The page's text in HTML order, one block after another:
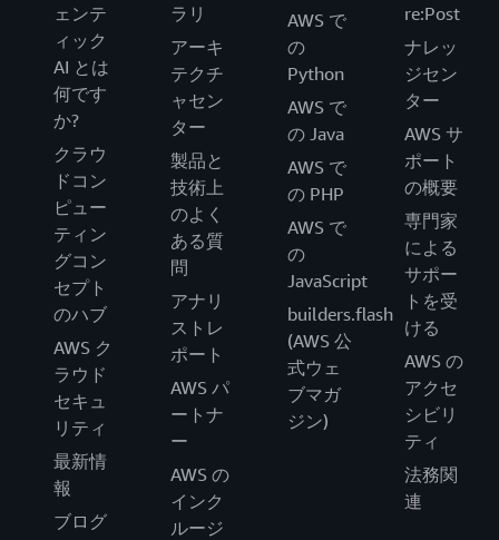
ェンテ
ィック
AI とは
何です
か?
クラウ
ドコン
ピュー
ティン
グコン
セプト
のハブ
AWS ク
ラウド
セキュ
リティ
最新情
報
ブログ
ラリ
アーキ
テクチ
ャセン
ター
製品と
技術上
のよく
ある質
問
アナリ
ストレ
ポート
AWS パ
ートナ
ー
AWS の
インク
ルージ
AWS で
の
Python
AWS で
の Java
AWS で
の PHP
AWS で
の
JavaScript
builders.flash
(AWS 公
式ウェ
ブマガ
ジン)
re:Post
ナレッ
ジセン
ター
AWS サ
ポート
の概要
専門家
による
サポー
トを受
ける
AWS の
アクセ
シビリ
ティ
法務関
連